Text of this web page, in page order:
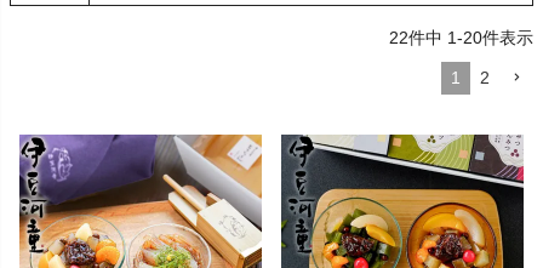
22件中 1-20件表示
1 2